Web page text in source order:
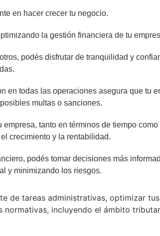
en hacer crecer tu negocio.
la gestión financiera de tu
podés disfrutar de tranquilidad y
en todas las operaciones asegura que tu
multas o sanciones.
tanto en términos de tiempo como
crecimiento y la rentabilidad.
podés tomar decisiones más
y minimizando los riesgos.
de tareas administrativas, optimizar
normativas, incluyendo el ámbito